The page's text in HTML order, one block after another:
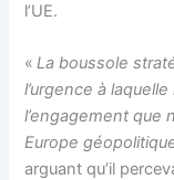
l’UE.
«La boussole
l’urgence à
l’engagement que
Europe
arguant qu’il